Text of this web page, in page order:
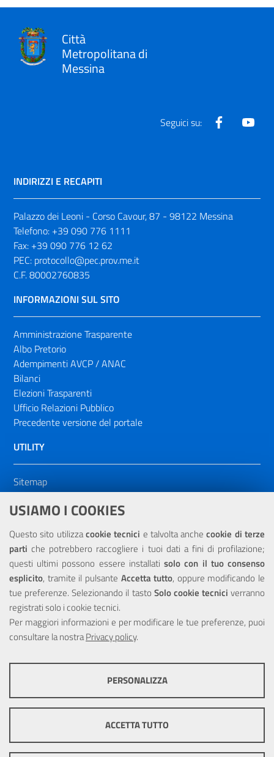
USIAMO I COOKIES
Questo sito utilizzacookie tecnici e talvolta anchecookie di terze
parti che potrebbero raccogliere i tuoi dati a fini di profilazione;
questi ultimi possono essere installatisolo con il tuo consenso
esplicito, tramite il pulsante Accetta tutto, oppure modificando le
tue preferenze. Selezionando il tasto Solo cookie tecnici verranno
registrati solo i cookie tecnici.
Per maggiori informazioni e per modificare le tue preferenze, puoi
consultare la nostraPrivacy policy.
ottimale per ogni utente. Essi non raccolgono i tuoi dati e le tue
informazioni di navigazione per scopi di marketing e profilazione, e
pertanto possono essere utilizzati senza bisogno di acquisire il tuo
PERSONALIZZA
ACCETTA TUTTO
Città
Metropolitana di
Messina
Seguici su: Facebook
INDIRIZZI E RECAPITI
Palazzo dei Leoni - Corso Cavour, 87 - 98122 Messina
Telefono: +39 090 776 1111
Fax: +39 090 776 12 62
PEC: protocollo@pec.prov.me.it
C.F. 80002760835
INFORMAZIONI SUL SITO
Amministrazione Trasparente
Albo Pretorio
Adempimenti AVCP / ANAC
Bilanci
Elezioni Trasparenti
Ufficio Relazioni Pubblico
Precedente versione del portale
UTILITY
Sitemap
Dichiarazione di accessibilità
NOTE LEGALI
Privacy
Portale realizzato con la partecipazione finanziaria dell'Unione
Europea tramite i fondi del POR Sicilia 2000/2006 Misura 6.05 -